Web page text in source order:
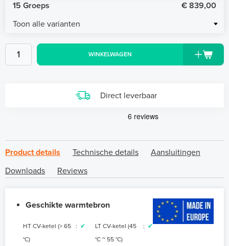
15 Groeps
€ 839,00
Toon alle varianten
WINKELWAGEN
Direct leverbaar
Product details Technische details
Aansluitingen
Downloads
Reviews
Geschikte warmtebron
HT CV-ketel (> 65
°C)
: ✔
LT CV-ketel (45
°C ~ 55 °C)
: ✔